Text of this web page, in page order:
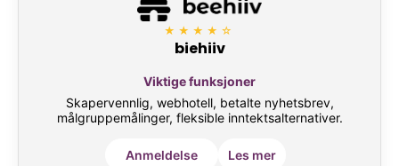
★★★★☆
biehiiv
Viktige funksjoner
Skapervennlig, webhotell, betalte nyhetsbrev,
målgruppemålinger, fleksible inntektsalternativer.
Anmeldelse Les mer